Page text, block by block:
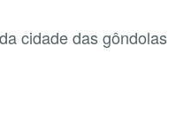
cidade das gôndolas